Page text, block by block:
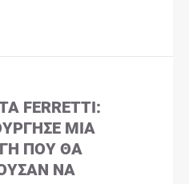
FERRETTI:
ΜΊΑ
ΠΟΥ ΘΑ
ΝΑ